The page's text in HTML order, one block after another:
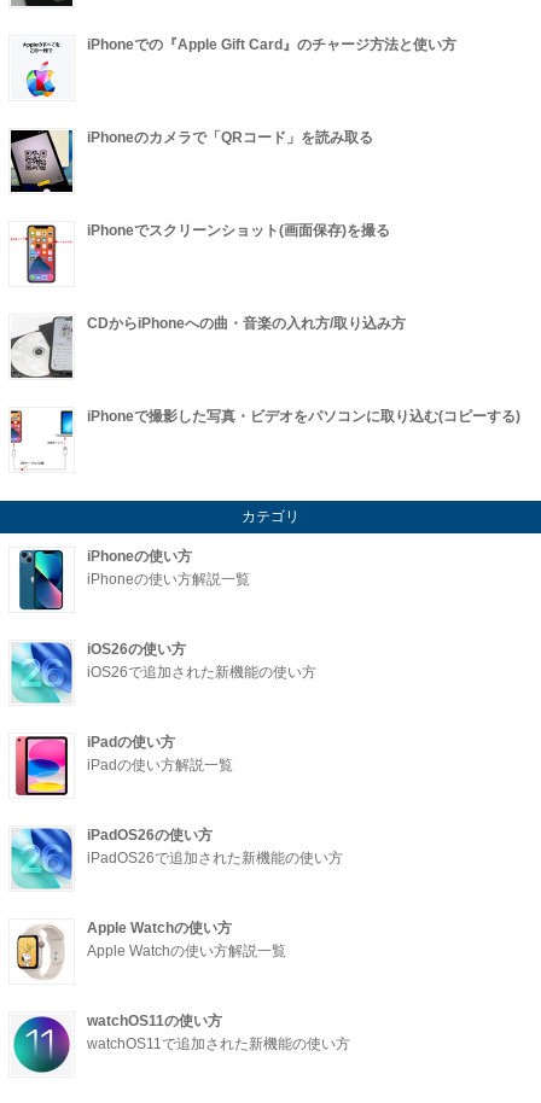
iPhoneでの『Apple Gift Card』のチャージ方法と使い方
iPhoneのカメラで「QRコード」を読み取る
iPhoneでスクリーンショット(画面保存)を撮る
CDからiPhoneへの曲・音楽の入れ方/取り込み方
iPhoneで撮影した写真・ビデオをパソコンに取り込む(コピーする)
カテゴリ
iPhoneの使い方
iPhoneの使い方解説一覧
iOS26の使い方
iOS26で追加された新機能の使い方
iPadの使い方
iPadの使い方解説一覧
iPadOS26の使い方
iPadOS26で追加された新機能の使い方
Apple Watchの使い方
Apple Watchの使い方解説一覧
watchOS11の使い方
watchOS11で追加された新機能の使い方